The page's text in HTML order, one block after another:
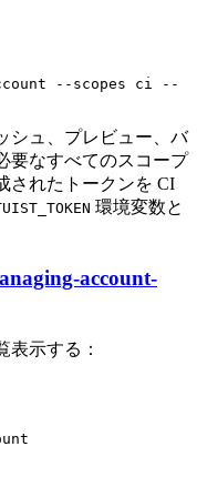
--scopes ci
--
シュ、プレビュー、バ
要なすべてのスコープ
されたトークンを CI
環境変数と
account-
表示する：